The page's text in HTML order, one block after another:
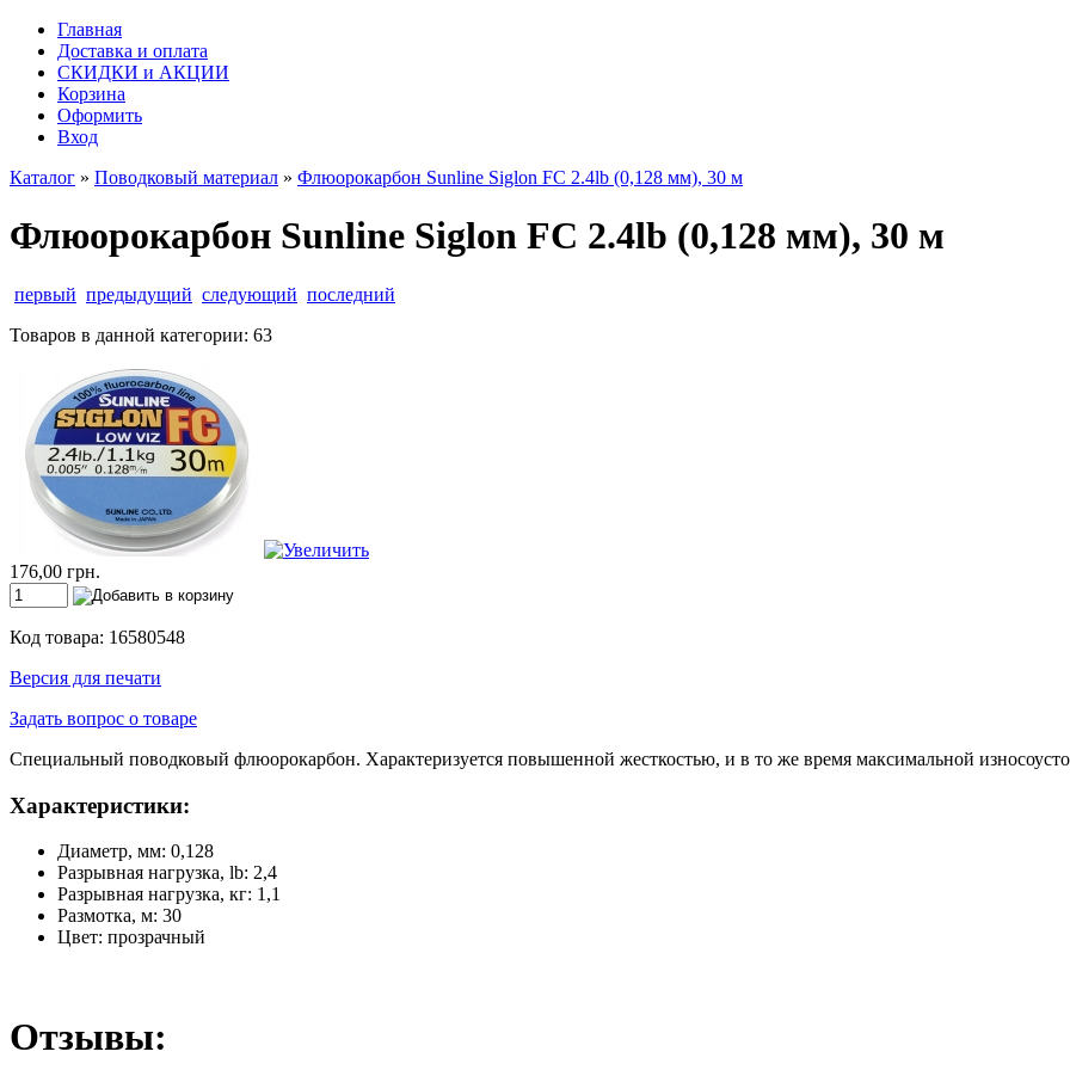
Главная
Доставка и оплата
СКИДКИ и АКЦИИ
Корзина
Оформить
Вход
Каталог » Поводковый материал » Флюорокарбон Sunline Siglon FC 2.4lb (0,128 мм), 30 м
Флюорокарбон Sunline Siglon FC 2.4lb (0,128 мм), 30 м
первый предыдущий следующий последний
Товаров в данной категории: 63
176,00 грн.
Код товара: 16580548
Версия для печати
Задать вопрос о товаре
Специальный поводковый флюорокарбон. Характеризуется повышенной жесткостью, и в то же время максимальной
Характеристики:
Диаметр, мм: 0,128
Разрывная нагрузка, lb: 2,4
Разрывная нагрузка, кг: 1,1
Размотка, м: 30
Цвет: прозрачный
Отзывы: